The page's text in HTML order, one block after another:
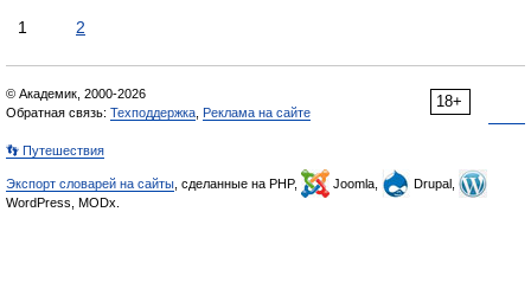
1 2
18+
© Академик, 2000-2026
Обратная связь: Техподдержка Реклама на сайте
👣 Путешествия
Экспорт словарей на сайты , сделанные на PHP, Joomla,
Drupal,
WordPress, MODx.